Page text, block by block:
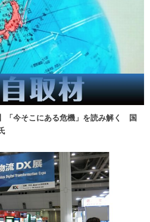
「今そこにある危機」を読み解く 国